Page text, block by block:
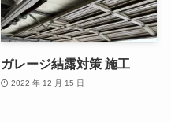
ガレージ結露対策 施工
2022 年 12 月 15 日